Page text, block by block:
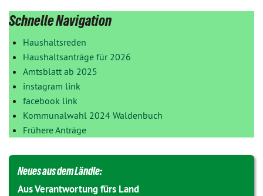
Schnelle Navigation
Haushaltsreden
Haushaltsanträge für 2026
Amtsblatt ab 2025
instagram link
facebook link
Kommunalwahl 2024 Waldenbuch
Frühere Anträge
Neues aus dem Ländle:
Aus Verantwortung fürs Land